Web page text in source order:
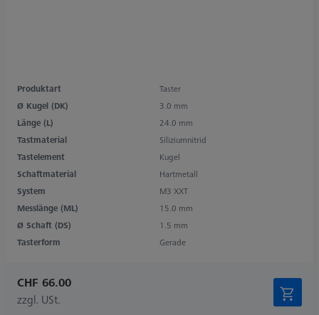
Produktart
Taster
Ø Kugel (DK)
3.0 mm
Länge (L)
24.0 mm
Tastmaterial
Siliziumnitrid
Tastelement
Kugel
Schaftmaterial
Hartmetall
System
M3 XXT
Messlänge (ML)
15.0 mm
Ø Schaft (DS)
1.5 mm
Tasterform
Gerade
CHF 66.00
zzgl. USt.